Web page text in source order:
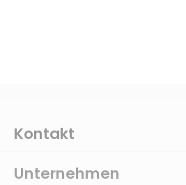
Kontakt
Unternehmen